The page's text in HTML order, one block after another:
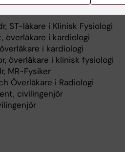
ST-läkare i Klinisk Fysiologi
överläkare i kardiologi
i kardiologi
överläkare i klinisk fysiologi
MR-Fysiker
Överläkare i Radiologi
civilingenjör